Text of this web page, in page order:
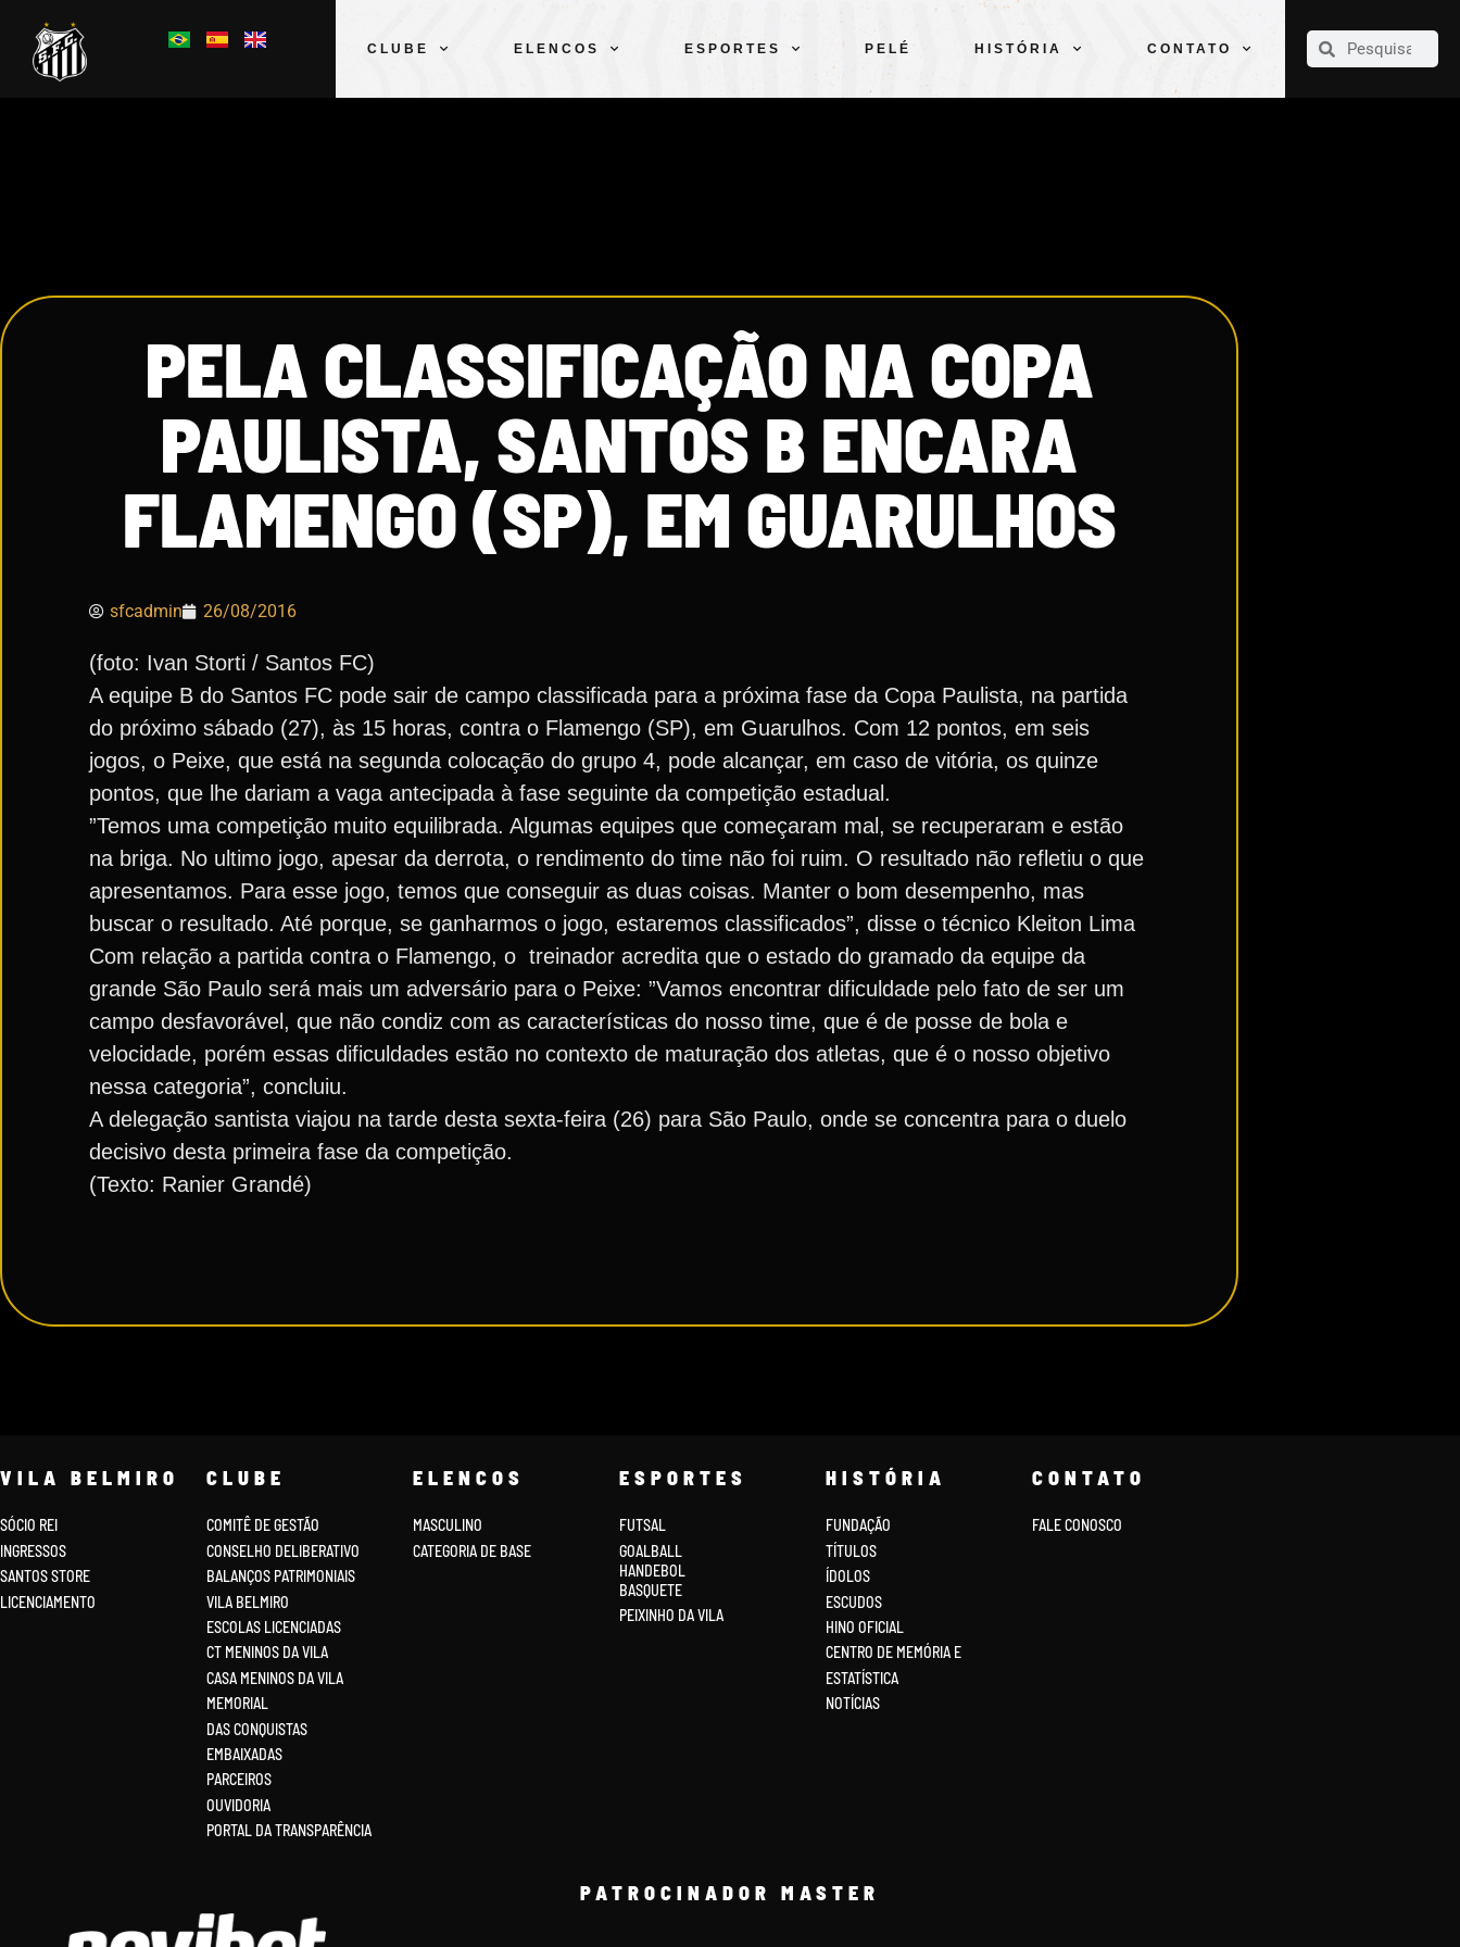
CLUBE ELENCOS ESPORTES PELÉ HISTÓRIA CONTATO
CLUBE
PELA CLASSIFICAÇÃO NA COPA
PAULISTA, SANTOS B ENCARA
FLAMENGO (SP), EM GUARULHOS
sfcadmin 26/08/2016
(foto: Ivan Storti / Santos FC)
A equipe B do Santos FC pode sair de campo classificada para a próxima fase da Copa Paulista, na partida
do próximo sábado (27), às 15 horas, contra o Flamengo (SP), em Guarulhos. Com 12 pontos, em seis
jogos, o Peixe, que está na segunda colocação do grupo 4, pode alcançar, em caso de vitória, os quinze
pontos, que lhe dariam a vaga antecipada à fase seguinte da competição estadual.
”Temos uma competição muito equilibrada. Algumas equipes que começaram mal, se recuperaram e estão
na briga. No ultimo jogo, apesar da derrota, o rendimento do time não foi ruim. O resultado não refletiu o que
apresentamos. Para esse jogo, temos que conseguir as duas coisas. Manter o bom desempenho, mas
buscar o resultado. Até porque, se ganharmos o jogo, estaremos classificados”, disse o técnico Kleiton Lima
Com relação a partida contra o Flamengo, o treinador acredita que o estado do gramado da equipe da
grande São Paulo será mais um adversário para o Peixe: ”Vamos encontrar dificuldade pelo fato de ser um
campo desfavorável, que não condiz com as características do nosso time, que é de posse de bola e
velocidade, porém essas dificuldades estão no contexto de maturação dos atletas, que é o nosso objetivo
nessa categoria”, concluiu.
A delegação santista viajou na tarde desta sexta-feira (26) para São Paulo, onde se concentra para o duelo
decisivo desta primeira fase da competição.
(Texto: Ranier Grandé)
VILA BELMIRO
SÓCIO REI
INGRESSOS
SANTOS STORE
LICENCIAMENTO
CLUBE
COMITÊ DE GESTÃO
CONSELHO DELIBERATIVO
BALANÇOS PATRIMONIAIS
VILA BELMIRO
ESCOLAS LICENCIADAS
CT MENINOS DA VILA
CASA MENINOS DA VILA
MEMORIAL
DAS CONQUISTAS
EMBAIXADAS
PARCEIROS
OUVIDORIA
PORTAL DA TRANSPARÊNCIA
ELENCOS
MASCULINO
CATEGORIA DE BASE
ESPORTES
FUTSAL
GOALBALL
HANDEBOL
BASQUETE
PEIXINHO DA VILA
HISTÓRIA
FUNDAÇÃO
TÍTULOS
ÍDOLOS
ESCUDOS
HINO OFICIAL
CENTRO DE MEMÓRIA E
ESTATÍSTICA
NOTÍCIAS
CONTATO
FALE CONOSCO
PATROCINADOR MASTER